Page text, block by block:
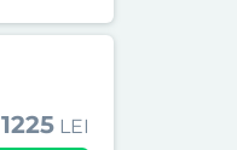
1225 LEI